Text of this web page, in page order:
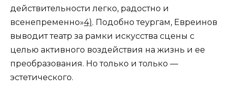
действительности легко, радостно и
всенепременно»4). Подобно теургам, Евреинов
выводит театр за рамки искусства сцены с
целью активного воздействия на жизнь и ее
преобразования. Но только и только —
эстетического.